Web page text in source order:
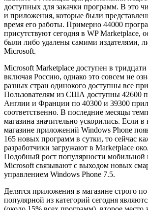
доступных для закачки программ. В это
и приложения, которые были
время его работы. Примерно 44000
присутствуют сегодня в WP Marketplace,
были либо удалены самими издателями,
Microsoft.
Microsoft Marketplace доступен в тридцати
включая Россию, однако это совсем не
разных стран одинокого доступны все
Пользователям из США доступны 42600
Англии и Франции по 40300 и 39300
соответственно. В последние месяцы
магазина значительно ускорились. Если в
магазине приложений Windows Phone
165 новых программ в сутки, то сейчас
разработчики загружают в Marketplace
Подобный рост популярности мобильной
Microsoft связывают с выходом новых
управлением Windows Phone 7.5.
Делятся приложения в магазине строго
популярной из категорий сегодня